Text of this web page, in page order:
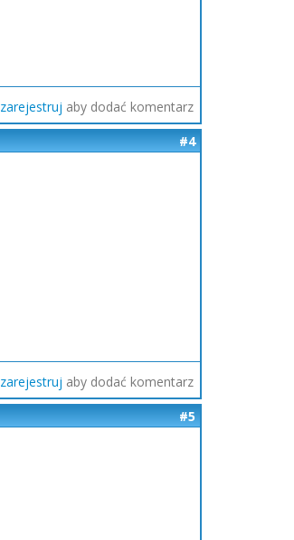
zarejestruj aby dodać komentarz
#4
zarejestruj aby dodać komentarz
#5